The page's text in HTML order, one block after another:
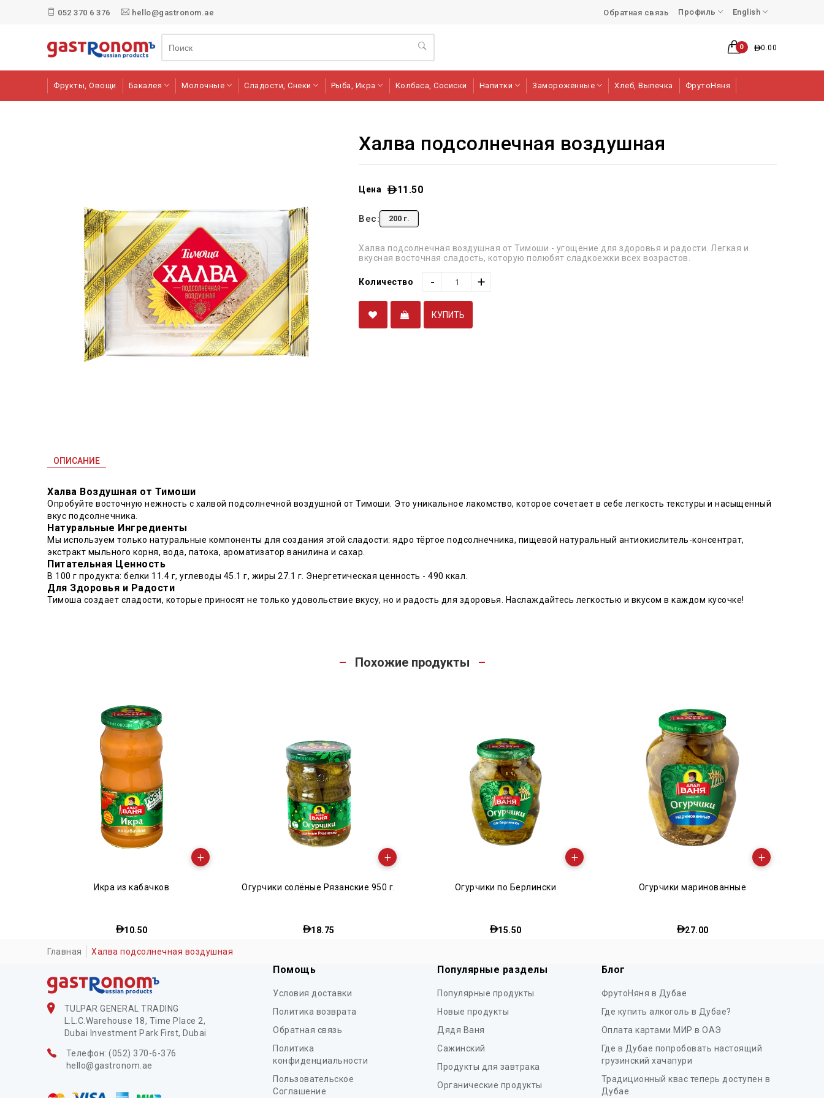
052 370 6 376 hello@gastronom.ae Обратная связь Профиль English
0 0.00
Фрукты, Овощи Бакалея Молочные Сладости, Снеки Рыба, Икра Колбаса, Сосиски Напитки Замороженные Хлеб, Выпечка ФрутоНяня
Халва подсолнечная воздушная
Цена 11.50
Вес: 200 г.
Халва подсолнечная воздушная от Тимоши - угощение для здоровья и радости. Легкая и
вкусная восточная сладость, которую полюбят сладкоежки всех возрастов.
Количество - +
КУПИТЬ
ОПИСАНИЕ
Халва Воздушная от Тимоши
Опробуйте восточную нежность с халвой подсолнечной воздушной от Тимоши. Это уникальное лакомство, которое сочетает в себе легкость текстуры и насыщенный
вкус подсолнечника.
Натуральные Ингредиенты
Мы используем только натуральные компоненты для создания этой сладости: ядро тёртое подсолнечника, пищевой натуральный антиокислитель-консентрат,
экстракт мыльного корня, вода, патока, ароматизатор ванилина и сахар.
Питательная Ценность
В 100 г продукта: белки 11.4 г, углеводы 45.1 г, жиры 27.1 г. Энергетическая ценность - 490 ккал.
Для Здоровья и Радости
Тимоша создает сладости, которые приносят не только удовольствие вкусу, но и радость для здоровья. Наслаждайтесь легкостью и вкусом в каждом кусочке!
Похожие продукты
+
Огурчики солёные Рязанские 950 г.
18.75
+
Огурчики по Берлински
15.50
+
Огурчики маринованные
27.00
Томаты Маринованные
от 14.75
Главная Халва подсолнечная воздушная
TULPAR GENERAL TRADING
L.L.C.Warehouse 18, Time Place 2,
Dubai Investment Park First, Dubai
Телефон: (052) 370-6-376
hello@gastronom.ae
Помощь
Условия доставки
Политика возврата
Обратная связь
Политика
конфиденциальности
Пользовательское
Соглашение
Популярные разделы
Популярные продукты
Новые продукты
Дядя Ваня
Сажинский
Продукты для завтрака
Органические продукты
Блог
ФрутоНяня в Дубае
Где купить алкоголь в Дубае?
Оплата картами МИР в ОАЭ
Где в Дубае попробовать настоящий
грузинский хачапури
Традиционный квас теперь доступен в
Дубае